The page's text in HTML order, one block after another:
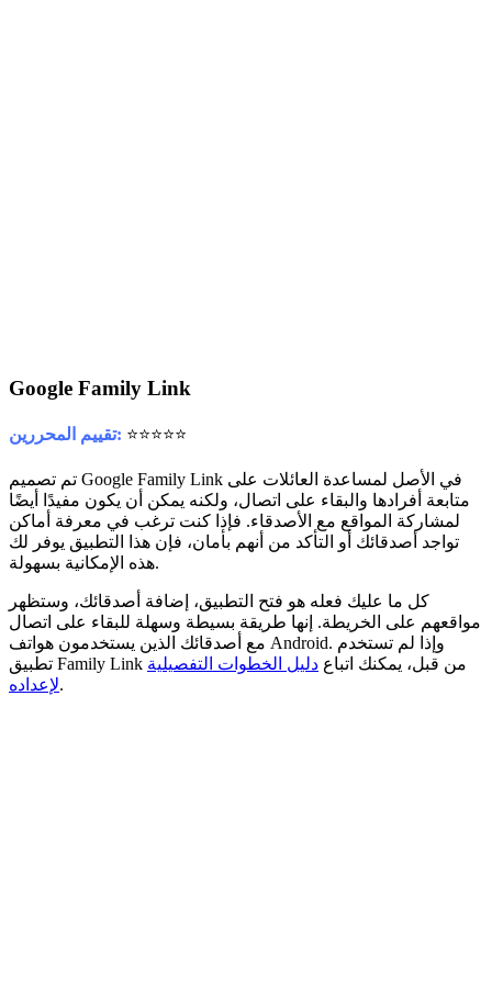
Google Family Link
تقييم المحررين: ⭐⭐⭐⭐⭐
تم تصميم Google Family Link في الأصل لمساعدة العائلات على
متابعة أفرادها والبقاء على اتصال، ولكنه يمكن أن يكون مفيدًا أيضًا
لمشاركة المواقع مع الأصدقاء. فإذا كنت ترغب في معرفة أماكن
تواجد أصدقائك أو التأكد من أنهم بأمان، فإن هذا التطبيق يوفر لك
هذه الإمكانية بسهولة.
كل ما عليك فعله هو فتح التطبيق، إضافة أصدقائك، وستظهر
مواقعهم على الخريطة. إنها طريقة بسيطة وسهلة للبقاء على اتصال
مع أصدقائك الذين يستخدمون هواتف Android. وإذا لم تستخدم
تطبيق Family Link من قبل، يمكنك اتباع دليل الخطوات التفصيلية
لإعداده.